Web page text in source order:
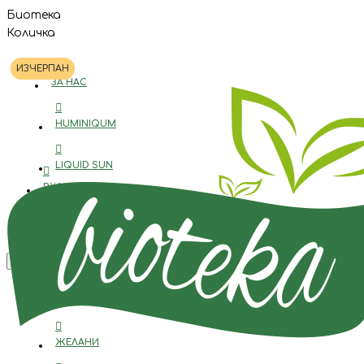
Биотека
Количка
ЗА НАС
HUMINIQUM
LIQUID SUN
BIOTEKA
0885 888 322
ЖЕЛАНИ
ИЗЧЕРПАН
ВХОД
РЕГИСТРАЦИЯ